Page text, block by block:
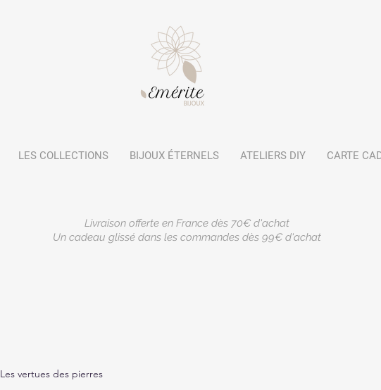
Livraison offerte en France dès 70€ d'achat
Un cadeau glissé dans les commandes dès 99€ d'achat
LES COLLECTIONS BIJOUX ÉTERNELS ATELIERS DIY CARTE
Les vertues des pierres